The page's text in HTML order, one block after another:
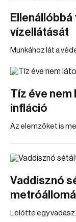
vízellátását
Munkához lát a
Tíz éve
infláció
Az elemzőket is
Vaddisznó
Lelőtte egy vadász.